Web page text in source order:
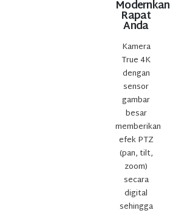
Modernkan
Rapat
Anda
Kamera
True 4K
dengan
sensor
gambar
besar
memberikan
efek PTZ
(pan, tilt,
zoom)
secara
digital
sehingga